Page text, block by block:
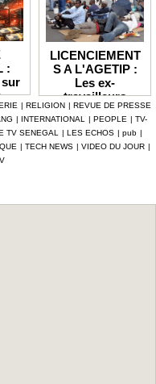
:
sur
LICENCIEMENT
S A L'AGETIP :
Les ex-
travailleurs
dénoncent une
gestion
«népotique» et
interpellent le
| RELIGION | REVUE DE PRESSE
| INTERNATIONAL | PEOPLE | TV-
TV SENEGAL | LES ECHOS | pub |
| TECH NEWS | VIDEO DU JOUR |